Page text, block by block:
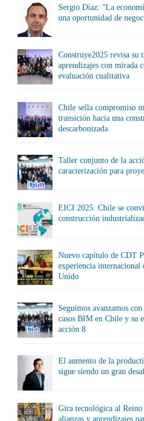
Sergio Díaz: “La
una oportunidad de
Construye2025 revisa su
aprendizajes con mirada
evaluación cualitativa
Chile sella compromiso
transición hacia una
descarbonizada
Taller conjunto de la
caracterización para
EICI 2025: Chile se
construcción
Nuevo capítulo de CDT
experiencia internacional
Unido
Seguimos avanzamos
casos BIM en Chile y su
acción 8
El aumento de la
sigue siendo un gran
Gira tecnológica al
alianzas y aprendizajes